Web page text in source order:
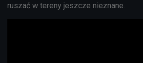
ruszać w tereny jeszcze nieznane.